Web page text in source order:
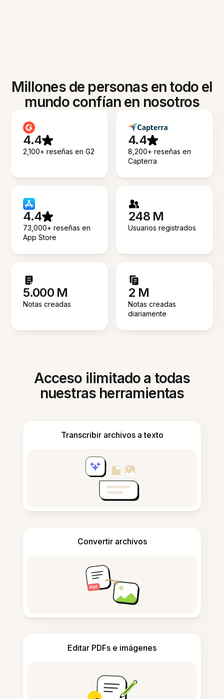
Millones de personas en todo el
mundo confían en nosotros
4.4
2,100+ reseñas en G2
4.4
8,200+ reseñas en
Capterra
4.4
73,000+ reseñas en
App Store
248 M
Usuarios registrados
5.000 M
Notas creadas
2 M
Notas creadas
diariamente
Acceso ilimitado a todas
nuestras herramientas
Transcribir archivos a texto
Convertir archivos
Editar PDFs e imágenes